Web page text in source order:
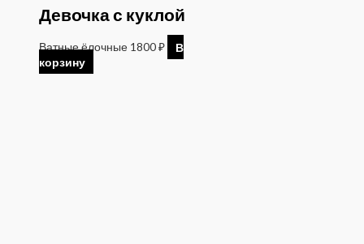
Девочка с куклой
Ватные ёлочные 1800₽
В
корзину